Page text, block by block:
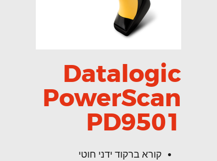
Datalogic
PowerScan
PD9501
קורא ברקוד ידני חוטי